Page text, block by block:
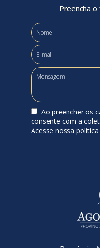
Preencha o
Ao preencher os
consente com a
Acesse nossa política